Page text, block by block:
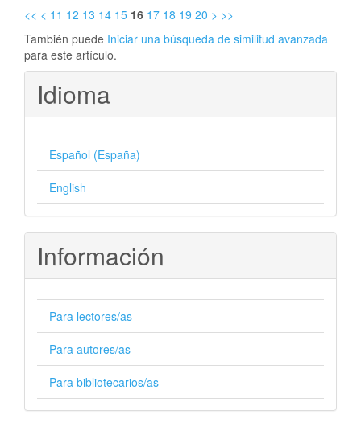
<< < 11 12 13 14 15 16 17 18 19 20 > >>
También puede Iniciar una búsqueda de similitud avanzada
para este artículo.
Idioma
Español (España)
English
Información
Para lectores/as
Para autores/as
Para bibliotecarios/as